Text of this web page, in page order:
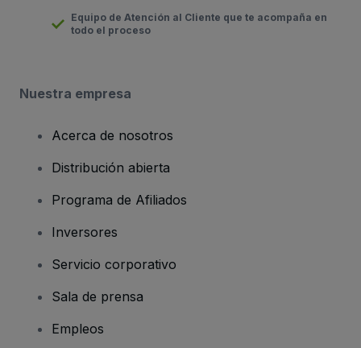
Equipo de Atención al Cliente que te acompaña en
todo el proceso
Nuestra empresa
Acerca de nosotros
Distribución abierta
Programa de Afiliados
Inversores
Servicio corporativo
Sala de prensa
Empleos